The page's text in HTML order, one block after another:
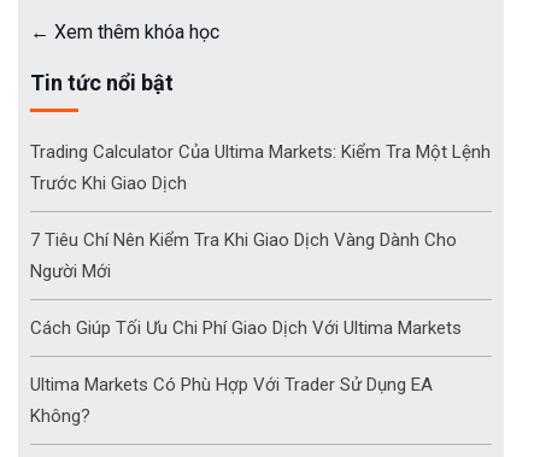
Xem thêm khóa học
Tin tức nổi bật
Trading Calculator Của Ultima Markets: Kiểm Tra Một Lệnh
Trước Khi Giao Dịch
7 Tiêu Chí Nên Kiểm Tra Khi Giao Dịch Vàng Dành Cho
Người Mới
Cách Giúp Tối Ưu Chi Phí Giao Dịch Với Ultima Markets
Ultima Markets Có Phù Hợp Với Trader Sử Dụng EA
Không?